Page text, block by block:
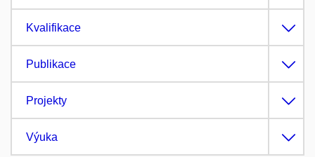
Kvalifikace
Publikace
Projekty
Výuka